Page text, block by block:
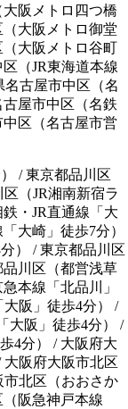
大阪メトロ四つ橋
大阪メトロ御堂
大阪メトロ谷町
（JR東海道本線
名古屋市中区（名
屋市中区（名鉄
区（名古屋市営
/東京都品川区
（JR湘南新宿ラ
・JR直通線「大
大崎」徒歩7分）
） /東京都品川区
品川区（都営浅草
本線「北品川」
阪」徒歩4分）
/
大阪」徒歩4分）
/
4分）
/ 大阪府大
大阪府大阪市北区
市北区（おおさか
阪急神戸本線